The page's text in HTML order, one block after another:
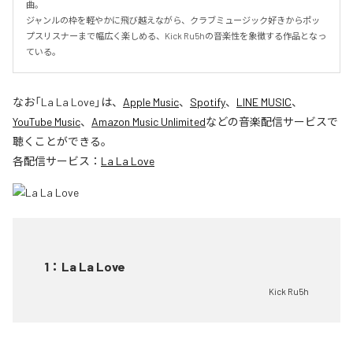
曲。
ジャンルの枠を軽やかに飛び越えながら、クラブミュージック好きからポッ
プスリスナーまで幅広く楽しめる、Kick Ru5hの音楽性を象徴する作品となっ
ている。
なお「La La Love」は、 Apple Music、 Spotify、 LINE MUSIC、
YouTube Music、 Amazon Music Unlimitedなどの音楽配信サービスで
聴くことができる。
各配信サービス： La La Love
1 ： La La Love
Kick Ru5h